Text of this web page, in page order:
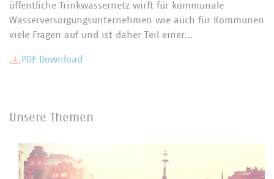
öffentliche Trinkwassernetz wirft für kommunale
Wasserversorgungsunternehmen wie auch für Kommunen
viele Fragen auf und ist daher Teil einer…
PDF Download
Unsere Themen